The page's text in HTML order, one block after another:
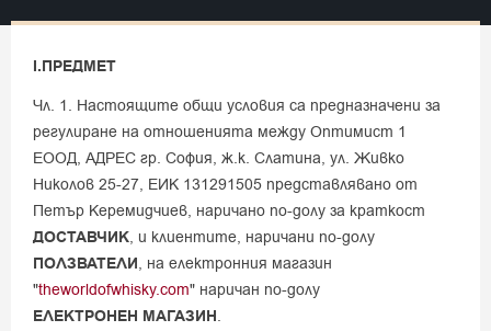
І.ПРЕДМЕТ
Чл. 1. Настоящите общи условия са предназначени за
регулиране на отношенията между Оптимист 1
ЕООД, АДРЕС гр. София, ж.к. Слатина, ул. Живко
Николов 25-27, ЕИК 131291505 представлявано от
Петър Керемидчиев, наричано по-долу за краткост
ДОСТАВЧИК, и клиентите, наричани по-долу
ПОЛЗВАТЕЛИ, на електронния магазин
"theworldofwhisky.com" наричан по-долу
ЕЛЕКТРОНЕН МАГАЗИН.